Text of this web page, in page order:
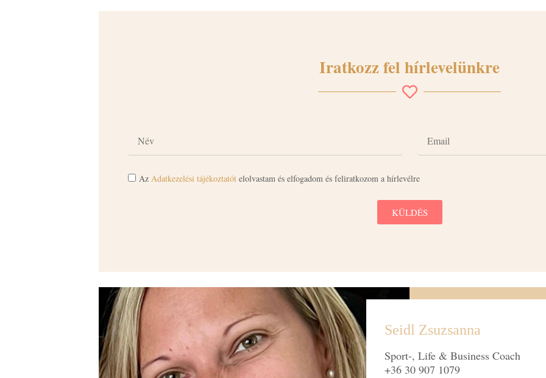
Iratkozz fel hírlevelünkre
Az Adatkezelési tájékoztatótelolvastam és elfogadom és feliratkozom a hírlevélre
KÜLDÉS
Seidl Zsuzsanna
Sport-, Life & Business Coach
+36 30 907 1079